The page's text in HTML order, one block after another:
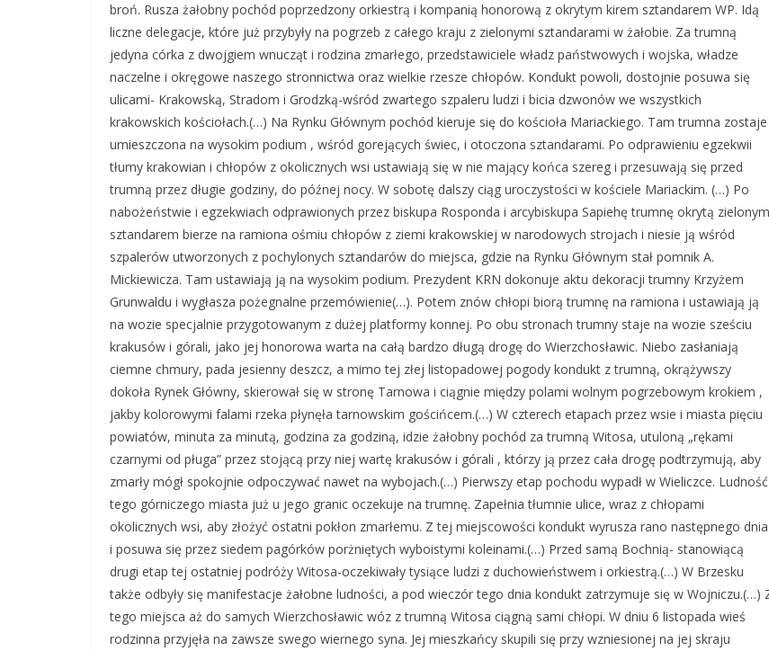
broń. Rusza żałobny pochód poprzedzony orkiestrą i kompanią honorową z okrytym kirem sztandarem WP. Idą
liczne delegacje, które już przybyły na pogrzeb z całego kraju z zielonymi sztandarami w żałobie. Za trumną
jedyna córka z dwojgiem wnucząt i rodzina zmarłego, przedstawiciele władz państwowych i wojska, władze
naczelne i okręgowe naszego stronnictwa oraz wielkie rzesze chłopów. Kondukt powoli, dostojnie posuwa się
ulicami- Krakowską, Stradom i Grodzką-wśród zwartego szpaleru ludzi i bicia dzwonów we wszystkich
krakowskich kościołach.(…) Na Rynku Głównym pochód kieruje się do kościoła Mariackiego. Tam trumna zostaje
umieszczona na wysokim podium , wśród gorejących świec, i otoczona sztandarami. Po odprawieniu egzekwii
tłumy krakowian i chłopów z okolicznych wsi ustawiają się w nie mający końca szereg i przesuwają się przed
trumną przez długie godziny, do późnej nocy. W sobotę dalszy ciąg uroczystości w kościele Mariackim. (…) Po
nabożeństwie i egzekwiach odprawionych przez biskupa Rosponda i arcybiskupa Sapiehę trumnę okrytą zielonym
sztandarem bierze na ramiona ośmiu chłopów z ziemi krakowskiej w narodowych strojach i niesie ją wśród
szpalerów utworzonych z pochylonych sztandarów do miejsca, gdzie na Rynku Głównym stał pomnik A.
Mickiewicza. Tam ustawiają ją na wysokim podium. Prezydent KRN dokonuje aktu dekoracji trumny Krzyżem
Grunwaldu i wygłasza pożegnalne przemówienie(…). Potem znów chłopi biorą trumnę na ramiona i ustawiają ją
na wozie specjalnie przygotowanym z dużej platformy konnej. Po obu stronach trumny staje na wozie sześciu
krakusów i górali, jako jej honorowa warta na całą bardzo długą drogę do Wierzchosławic. Niebo zasłaniają
ciemne chmury, pada jesienny deszcz, a mimo tej złej listopadowej pogody kondukt z trumną, okrążywszy
dokoła Rynek Główny, skierował się w stronę Tarnowa i ciągnie między polami wolnym pogrzebowym krokiem ,
jakby kolorowymi falami rzeka płynęła tarnowskim gościńcem.(…) W czterech etapach przez wsie i miasta pięciu
powiatów, minuta za minutą, godzina za godziną, idzie żałobny pochód za trumną Witosa, utuloną „rękami
czarnymi od pługa” przez stojącą przy niej wartę krakusów i górali , którzy ją przez cała drogę podtrzymują, aby
zmarły mógł spokojnie odpoczywać nawet na wybojach.(…) Pierwszy etap pochodu wypadł w Wieliczce. Ludność
tego górniczego miasta już u jego granic oczekuje na trumnę. Zapełnia tłumnie ulice, wraz z chłopami
okolicznych wsi, aby złożyć ostatni pokłon zmarłemu. Z tej miejscowości kondukt wyrusza rano następnego dnia
i posuwa się przez siedem pagórków porżniętych wyboistymi koleinami.(…) Przed samą Bochnią- stanowiącą
drugi etap tej ostatniej podróży Witosa-oczekiwały tysiące ludzi z duchowieństwem i orkiestrą.(…) W Brzesku
także odbyły się manifestacje żałobne ludności, a pod wieczór tego dnia kondukt zatrzymuje się w Wojniczu.(…)
tego miejsca aż do samych Wierzchosławic wóz z trumną Witosa ciągną sami chłopi. W dniu 6 listopada wieś
rodzinna przyjęła na zawsze swego wiernego syna. Jej mieszkańcy skupili się przy wzniesionej na jej skraju